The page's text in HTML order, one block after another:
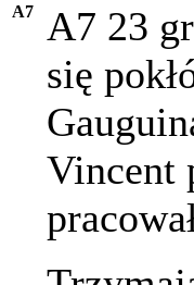
A7
A7 23
się
Vincent